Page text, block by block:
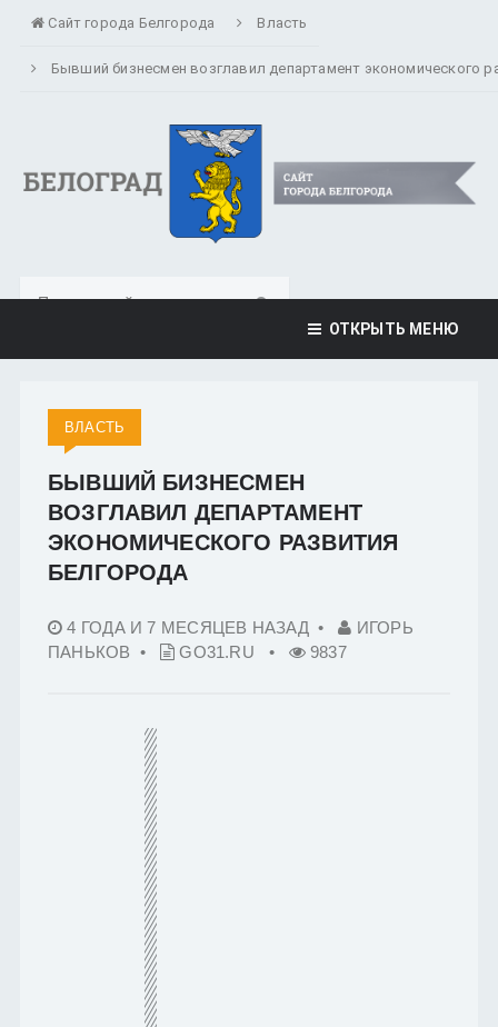
Сайт города Белгорода Власть
Бывший бизнесмен возглавил департамент экономического
ОТКРЫТЬ МЕНЮ
ВЛАСТЬ
БЫВШИЙ БИЗНЕСМЕН
ВОЗГЛАВИЛ ДЕПАРТАМЕНТ
ЭКОНОМИЧЕСКОГО РАЗВИТИЯ
БЕЛГОРОДА
4 ГОДА И 7 МЕСЯЦЕВ НАЗАД •
ИГОРЬ
ПАНЬКОВ •
GO31.RU • 9837